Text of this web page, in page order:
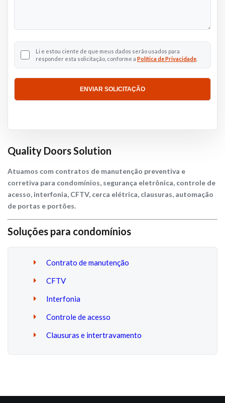
Li e estou ciente de que meus dados serão usados para
responder esta solicitação, conforme a Política de Privacidade
Quality Doors Solution
Atuamos com contratos de manutenção preventiva e
corretiva para condomínios, segurança eletrônica, controle de
acesso, interfonia, CFTV, cerca elétrica, clausuras, automação
de portas e portões.
Soluções para condomínios
Contrato de manutenção
CFTV
Interfonia
Controle de acesso
Clausuras e intertravamento